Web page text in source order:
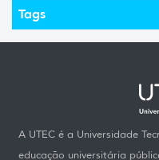
Tags
A UTEC é a Universidade
educação universitária